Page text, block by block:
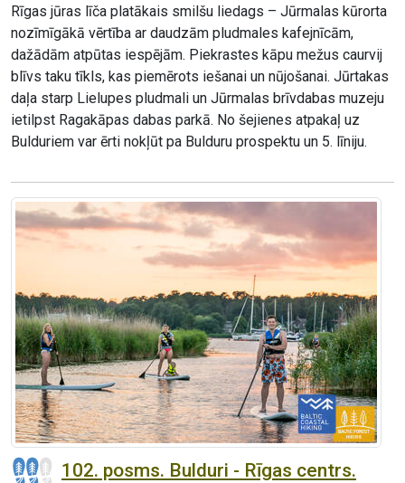
Rīgas jūras līča platākais smilšu liedags – Jūrmalas kūrorta
nozīmīgākā vērtība ar daudzām pludmales kafejnīcām,
dažādām atpūtas iespējām. Piekrastes kāpu mežus caurvij
blīvs taku tīkls, kas piemērots iešanai un nūjošanai. Jūrtakas
daļa starp Lielupes pludmali un Jūrmalas brīvdabas muzeju
ietilpst Ragakāpas dabas parkā. No šejienes atpakaļ uz
Bulduriem var ērti nokļūt pa Bulduru prospektu un 5. līniju.
102. posms. Bulduri - Rīgas centrs.